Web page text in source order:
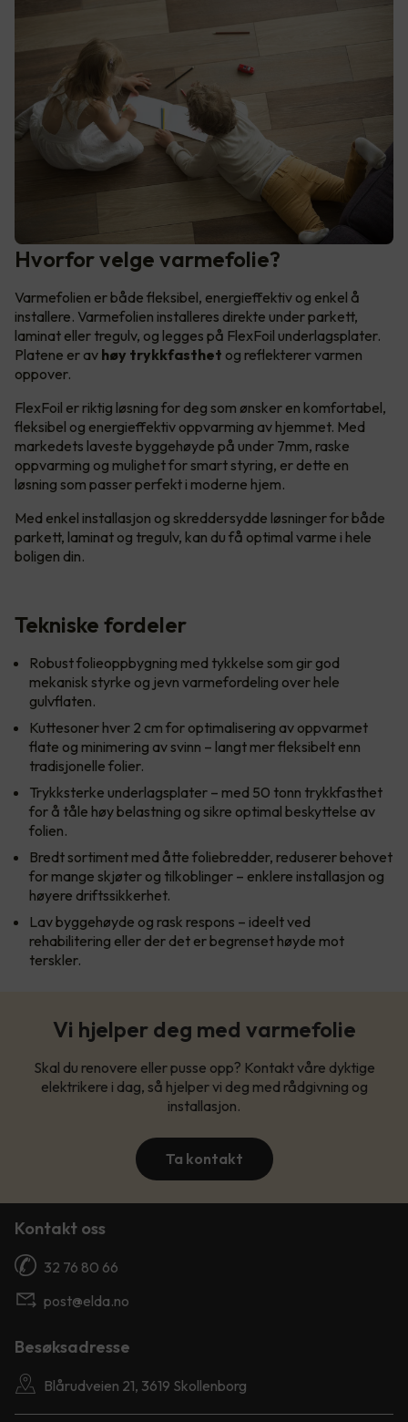
Hvorfor velge varmefolie?
Varmefolien er både fleksibel, energieffektiv og enkel å
installere. Varmefolien installeres direkte under parkett,
laminat eller tregulv, og legges på FlexFoil underlagsplater.
Platene er av høy trykkfasthet og reflekterer varmen
oppover.
FlexFoil er riktig løsning for deg som ønsker en komfortabel,
fleksibel og energieffektiv oppvarming av hjemmet. Med
markedets laveste byggehøyde på under 7mm, raske
oppvarming og mulighet for smart styring, er dette en
løsning som passer perfekt i moderne hjem.
Med enkel installasjon og skreddersydde løsninger for både
parkett, laminat og tregulv, kan du få optimal varme i hele
boligen din.
Tekniske fordeler
Robust folieoppbygning med tykkelse som gir god
mekanisk styrke og jevn varmefordeling over hele
gulvflaten.
Kuttesoner hver 2 cm for optimalisering av oppvarmet
flate og minimering av svinn – langt mer fleksibelt enn
tradisjonelle folier.
Trykksterke underlagsplater – med 50 tonn trykkfasthet
for å tåle høy belastning og sikre optimal beskyttelse av
folien.
Bredt sortiment med åtte foliebredder, reduserer behovet
for mange skjøter og tilkoblinger – enklere installasjon og
høyere driftssikkerhet.
Lav byggehøyde og rask respons – ideelt ved
rehabilitering eller der det er begrenset høyde mot
terskler.
Vi hjelper deg med varmefolie
Skal du renovere eller pusse opp? Kontakt våre dyktige
elektrikere i dag, så hjelper vi deg med rådgivning og
installasjon.
Ta kontakt
Kontakt oss
32 76 80 66
post@elda.no
Besøksadresse
Blårudveien 21, 3619 Skollenborg